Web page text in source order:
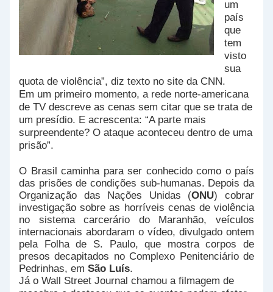
um
país
que
tem
visto
sua
quota de violência”, diz texto no site da CNN.
Em um primeiro momento, a rede norte-americana
de TV descreve as cenas sem citar que se trata de
um presídio. E acrescenta: “A parte mais
surpreendente? O ataque aconteceu dentro de uma
prisão”.
O Brasil caminha para ser conhecido como o país
das prisões de condições sub-humanas. Depois da
Organização das Nações Unidas (ONU) cobrar
investigação sobre as horríveis cenas de violência
no sistema carcerário do Maranhão, veículos
internacionais abordaram o vídeo, divulgado ontem
pela Folha de S. Paulo, que mostra corpos de
presos decapitados no Complexo Penitenciário de
Pedrinhas, em São Luís.
Já o Wall Street Journal chamou a filmagem de